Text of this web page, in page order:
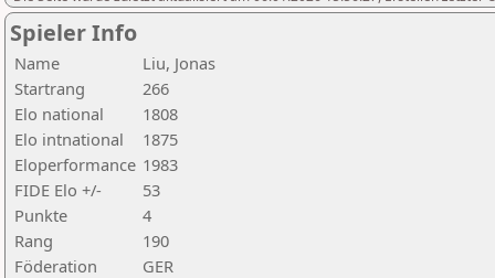
Spieler Info
Name
Liu, Jonas
Startrang
266
Elo national
1808
Elo intnational
1875
Eloperformance 1983
FIDE Elo +/-
53
Punkte
4
Rang
190
Föderation
GER